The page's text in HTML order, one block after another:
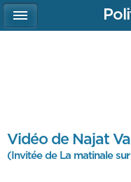
Vidéo de Najat
(Invitée de La matinale